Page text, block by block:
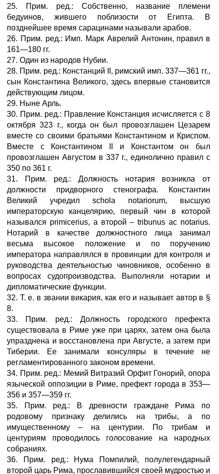
25. Прим. ред.: Собственно, название племени
бедуинов, жившего поблизости от Египта. В
позднейшее время сарацинами называли арабов.
26. Прим. ред.: Имп. Марк Аврелий Антонин, правил в
161—180 гг.
27. Один из народов Нубии.
28. Прим. ред.: Констанций II, римский имп. 337—361 гг.,
сын Константина Великого, здесь впервые становится
действующим лицом.
29. Ныне Арль.
30. Прим. ред.: Правление Констанция исчисляется с 8
октября 323 г., когда он был провозглашен Цезарем
вместе со своими братьями Константином и Криспом.
Вместе с Константином II и Константом он был
провозглашен Августом в 337 г., единолично правил с
350 по 361 г.
31. Прим. ред.: Должность нотария возникла от
должности придворного стенографа. Константин
Великий учредил schola notariorum, высшую
императорскую канцелярию, первый чин в которой
назывался primicerius, а второй – tribunus ас notarius.
Нотарий в качестве должностного лица занимал
весьма высокое положение и по поручению
императора направлялся в провинции для контроля и
руководства деятельностью чиновников, особенно в
вопросах судопроизводства. Выполняли нотарии и
дипломатические функции.
32. Т. е. в звании викария, как его и называет автор в §
8.
33. Прим. ред.: Должность городского префекта
существовала в Риме уже при царях, затем она была
упразднена и восстановлена при Августе, а затем при
Тиберии. Ее занимали консуляры в течение не
регламентированного законом времени.
34. Прим. ред.: Мемий Витразий Орфит Гонорий, опора
языческой оппозиции в Риме, префект города в 353—
356 и 357—359 гг.
35. Прим. ред.: В древности граждане Рима по
родовому признаку делились на трибы, а по
имущественному – на центурии. По трибам и
центуриям проводилось голосование на народных
собраниях.
36. Прим. ред.: Нума Помпилий, полулегендарный
второй царь Рима, прославившийся своей мудростью и